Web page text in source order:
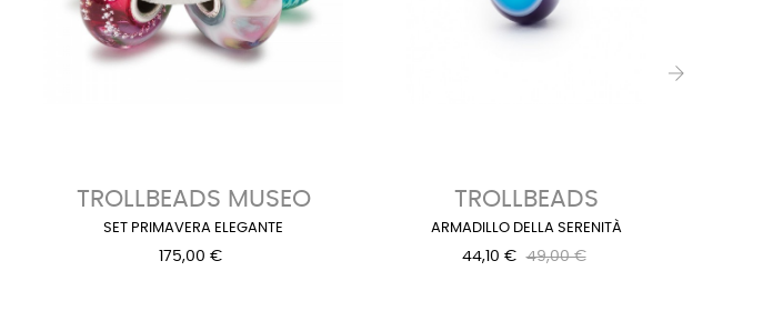
TROLLBEADS MUSEO
SET PRIMAVERA ELEGANTE
175,00 €
TROLLBEADS
ARMADILLO DELLA SERENITÀ
44,10 € 49,00 €